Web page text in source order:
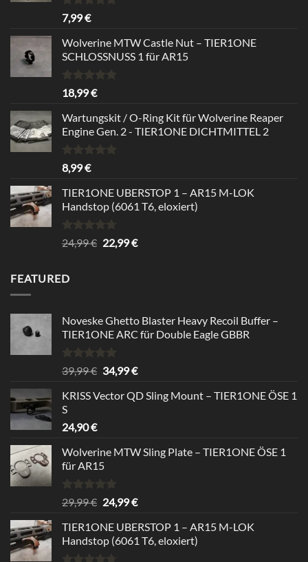
Bewertet
mit
von 5
7,99€
Wolverine MTW Castle Nut – TIER1ONE
SCHLOSSNUSS 1 für AR15
Bewertet
mit
von 5
18,99€
Wartungskit / O-Ring Kit für Wolverine Reaper
Engine Gen. 2 - TIER1ONE DICHTMITTEL 2
Bewertet
mit
von 5
8,99€
TIER1ONE UBERSTOP 1 – AR15 M-LOK
Handstop (6061 T6, eloxiert)
Bewertet
mit
24,99€ Ursprünglicher
22,99€Aktueller
FEATURED
Noveske Ghetto Blaster Heavy Recoil Buffer –
TIER1ONE ARC für Double Eagle GBBR
Bewertet
mit
von 5
39,99€ Ursprünglicher
war:
34,99€Aktueller
ist:
KRISS Vector QD Sling Mount – TIER1ONE ÖSE 1
S
24,90€
Wolverine MTW Sling Plate – TIER1ONE ÖSE 1
für AR15
Bewertet
mit
von 5
29,99€ Ursprünglicher
war:
29,99 €
24,99€Aktueller
ist:
24,99 €.
TIER1ONE UBERSTOP 1 – AR15 M-LOK
Handstop (6061 T6, eloxiert)